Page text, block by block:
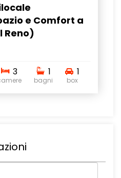
e Comfort a
Reno)
3 1
bagni
1
box